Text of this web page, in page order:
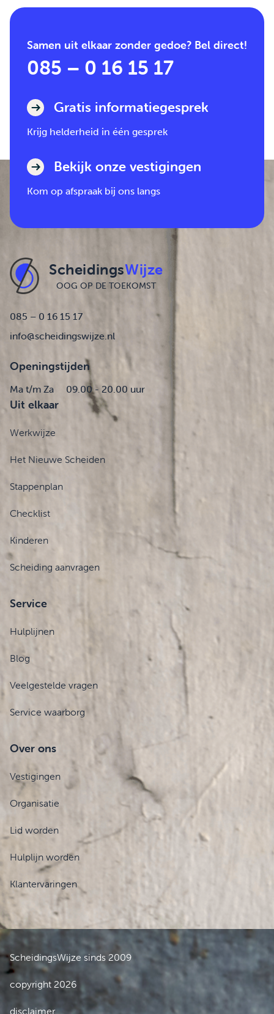
Samen uit elkaar zonder gedoe? Bel direct!
085 – 0 16 15 17
Gratis informatiegesprek
Krijg helderheid in één gesprek
Bekijk onze vestigingen
Kom op afspraak bij ons langs
ScheidingsWijze
OOG OP DE TOEKOMST
085 – 0 16 15 17
info@scheidingswijze.nl
Openingstijden
Ma t/m Za 09.00 - 20.00 uur
Uit elkaar
Werkwijze
Het Nieuwe Scheiden
Stappenplan
Checklist
Kinderen
Scheiding aanvragen
Service
Hulplijnen
Blog
Veelgestelde vragen
Service waarborg
Over ons
Vestigingen
Organisatie
Lid worden
Hulplijn worden
Klantervaringen
ScheidingsWijze sinds 2009
copyright 2026
disclaimer